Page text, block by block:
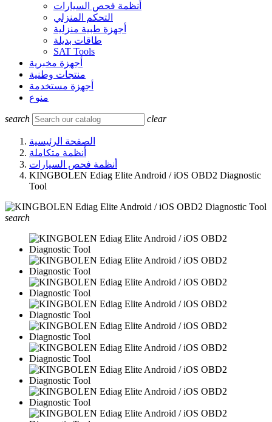
أنظمة فحص السيارات
التحكم المنزلي
أجهزة طبية منزلية
طاقات بديلة
SAT Tools
أجهزة مخبرية
منتجات وطنية
أجهزة مستخدمة
منوع
search clear
الصفحة الرئيسية
أنظمة متكاملة
أنظمة فحص السيارات
KINGBOLEN Ediag Elite Android / iOS OBD2 Diagnostic
Tool
search